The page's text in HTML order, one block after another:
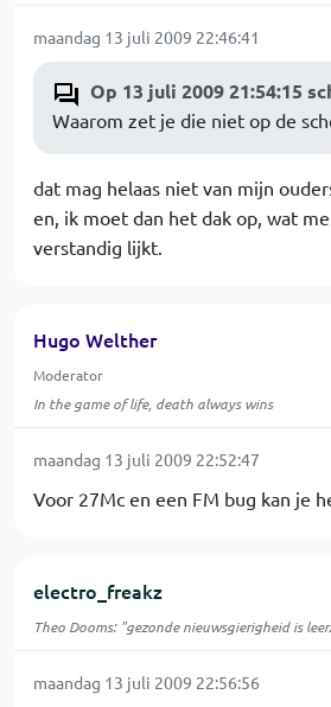
maandag 13 juli 2009 22:46:41
Op 13 juli 2009 21:54:15
Waarom zet je die niet op de
dat mag helaas niet van mijn
en, ik moet dan het dak op, wat
verstandig lijkt.
Hugo Welther
Moderator
In the game of life, death always wins
maandag 13 juli 2009 22:52:47
Voor 27Mc en een FM bug kan je
electro_freakz
Theo Dooms: "gezonde nieuwsgierigheid is
maandag 13 juli 2009 22:56:56